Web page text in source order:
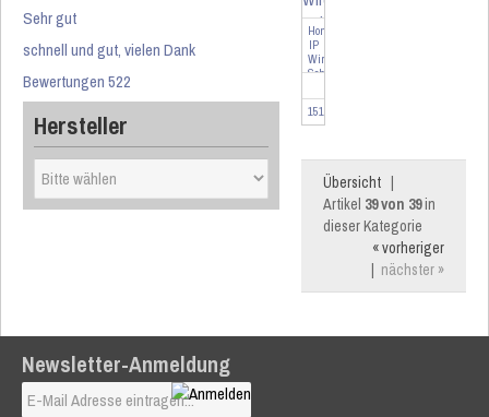
Sehr gut
schnell und gut, vielen Dank
Bewertungen 522
Hersteller
Homematic
IP
Wired
Schaltaktor
fach
151677
Übersicht |
Artikel 39 von 39in
dieser Kategorie
« vorheriger
| nächster »
Newsletter-Anmeldung